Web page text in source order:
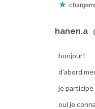
hanen.a
bonjour!
d’abord
je participe
oui je